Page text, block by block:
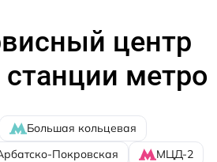
центр
метро
Большая кольцевая
Покровская
МЦД-2